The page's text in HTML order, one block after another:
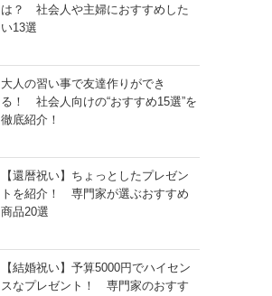
は？ 社会人や主婦におすすめした
い13選
大人の習い事で友達作りができ
る！ 社会人向けの“おすすめ15選”を
徹底紹介！
【還暦祝い】ちょっとしたプレゼン
トを紹介！ 専門家が選ぶおすすめ
商品20選
【結婚祝い】予算5000円でハイセン
スなプレゼント！ 専門家のおすす